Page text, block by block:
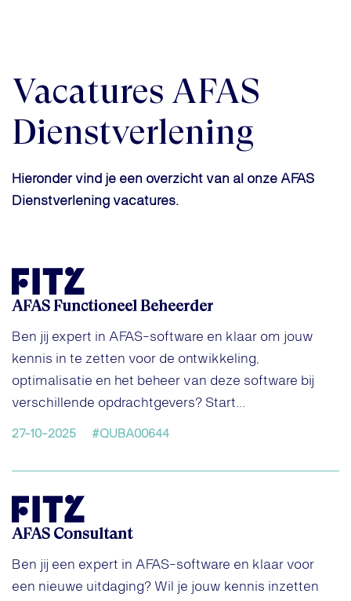
Vacatures AFAS
Dienstverlening
Hieronder vind je een overzicht van al onze AFAS
Dienstverlening vacatures.
AFAS Functioneel Beheerder
Ben jij expert in AFAS-software en klaar om jouw
kennis in te zetten voor de ontwikkeling,
optimalisatie en het beheer van deze software bij
verschillende opdrachtgevers? Start...
27-10-2025 #QUBA00644
AFAS Consultant
Ben jij een expert in AFAS-software en klaar voor
een nieuwe uitdaging? Wil je jouw kennis inzetten